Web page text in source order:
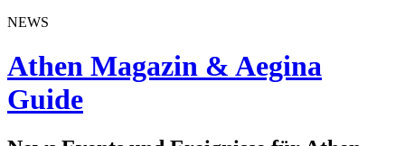
NEWS
Athen Magazin & Aegina
Guide